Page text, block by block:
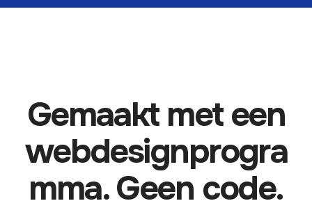
Gemaakt met een
webdesignprogra
mma. Geen code.